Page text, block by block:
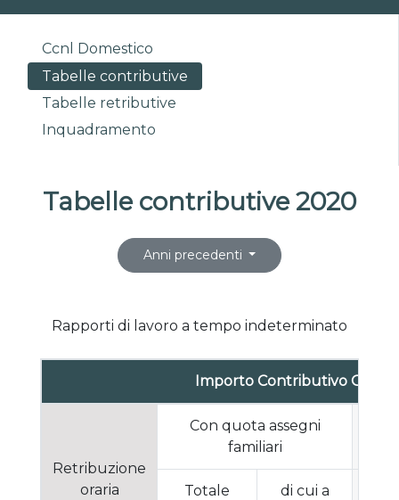
Ccnl Domestico
Tabelle contributive
Tabelle retributive
Inquadramento
Tabelle contributive 2020
Anni precedenti
Rapporti di lavoro a tempo indeterminato
Importo Contributivo Orario
Retribuzione
oraria
Con quota assegni
familiari
Totale
di cui a